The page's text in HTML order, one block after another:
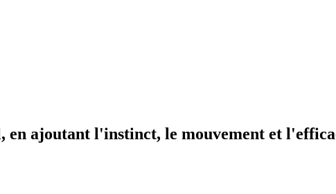
en ajoutant l'instinct, le mouvement et